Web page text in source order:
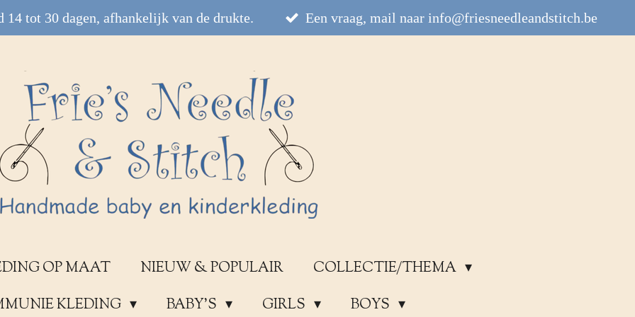
14 tot 30 dagen, afhankelijk van de drukte. Een vraag, mail naar info@friesneedleandstitch.be
OP MAAT NIEUW & POPULAIR
COLLECTIE/THEMA
KLEDING
BABY'S GIRLS
BOYS